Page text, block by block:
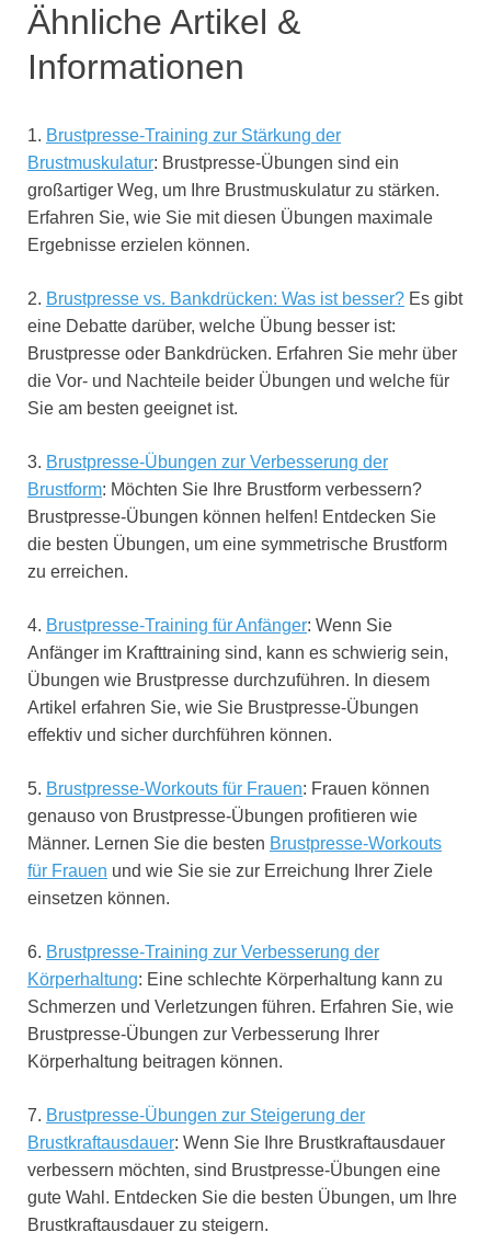
Ähnliche Artikel &
Informationen
1. Brustpresse-Training zur Stärkung der
Brustmuskulatur: Brustpresse-Übungen sind ein
großartiger Weg, um Ihre Brustmuskulatur zu stärken.
Erfahren Sie, wie Sie mit diesen Übungen maximale
Ergebnisse erzielen können.
2. Brustpresse vs. Bankdrücken: Was ist besser? Es gibt
eine Debatte darüber, welche Übung besser ist:
Brustpresse oder Bankdrücken. Erfahren Sie mehr über
die Vor- und Nachteile beider Übungen und welche für
Sie am besten geeignet ist.
3. Brustpresse-Übungen zur Verbesserung der
Brustform: Möchten Sie Ihre Brustform verbessern?
Brustpresse-Übungen können helfen! Entdecken Sie
die besten Übungen, um eine symmetrische Brustform
zu erreichen.
4. Brustpresse-Training für Anfänger: Wenn Sie
Anfänger im Krafttraining sind, kann es schwierig sein,
Übungen wie Brustpresse durchzuführen. In diesem
Artikel erfahren Sie, wie Sie Brustpresse-Übungen
effektiv und sicher durchführen können.
5. Brustpresse-Workouts für Frauen: Frauen können
genauso von Brustpresse-Übungen profitieren wie
Männer. Lernen Sie die besten Brustpresse-Workouts
für Frauen und wie Sie sie zur Erreichung Ihrer Ziele
einsetzen können.
6. Brustpresse-Training zur Verbesserung der
Körperhaltung: Eine schlechte Körperhaltung kann zu
Schmerzen und Verletzungen führen. Erfahren Sie, wie
Brustpresse-Übungen zur Verbesserung Ihrer
Körperhaltung beitragen können.
7. Brustpresse-Übungen zur Steigerung der
Brustkraftausdauer: Wenn Sie Ihre Brustkraftausdauer
verbessern möchten, sind Brustpresse-Übungen eine
gute Wahl. Entdecken Sie die besten Übungen, um Ihre
Brustkraftausdauer zu steigern.